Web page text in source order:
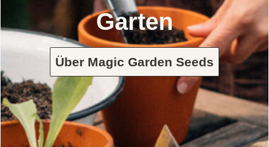
Garten
Über Magic Garden Seeds